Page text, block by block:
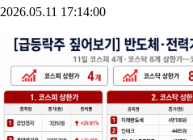
2026.05.11 17:14:00